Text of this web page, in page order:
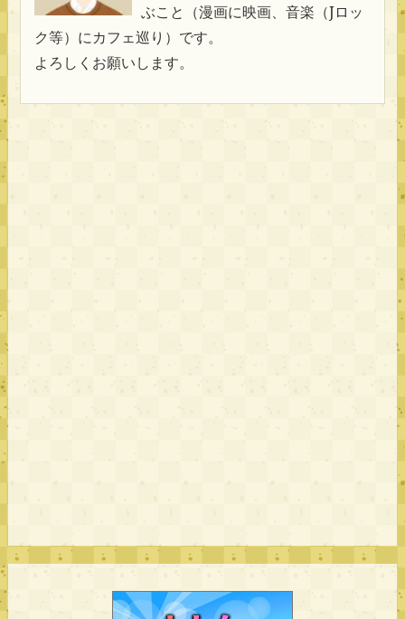
ぶこと（漫画に映画、音楽（Jロッ
ク等）にカフェ巡り）です。
よろしくお願いします。